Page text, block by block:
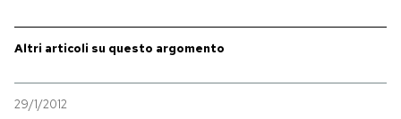
Altri articoli su questo argomento
29/1/2012